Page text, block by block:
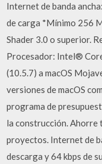
Internet de banda
de carga *Mínimo 256
Shader 3.0 o superior.
Procesador: Intel®
(10.5.7) a macOS
versiones de macOS
programa de
la construcción. Ahorre
proyectos. Internet de
descarga y 64 kbps de